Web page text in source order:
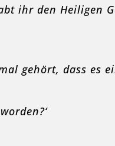
ihr den Heiligen
gehört, dass es